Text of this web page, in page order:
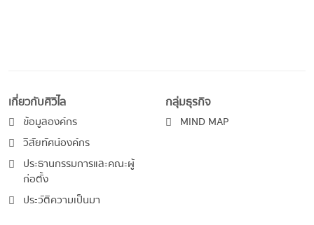
เกี่ยวกับศิวิไล
ข้อมูลองค์กร
วิสัยทัศน์องค์กร
ประธานกรรมการและคณะผู้
ก่อตั้ง
ประวัติความเป็นมา
กลุ่มธุรกิจ
MIND MAP